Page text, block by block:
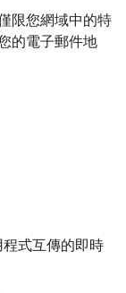
限您網域中的特
的電子郵件地
式互傳的即時